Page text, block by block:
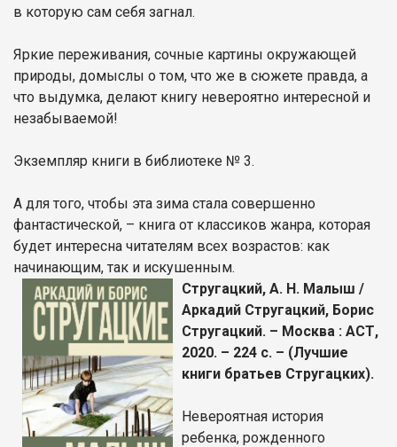
в которую сам себя загнал.
Яркие переживания, сочные картины окружающей
природы, домыслы о том, что же в сюжете правда, а
что выдумка, делают книгу невероятно интересной и
незабываемой!
Экземпляр книги в библиотеке № 3.
А для того, чтобы эта зима стала совершенно
фантастической, – книга от классиков жанра, которая
будет интересна читателям всех возрастов: как
начинающим, так и искушенным.
Стругацкий, А. Н. Малыш /
Аркадий Стругацкий, Борис
Стругацкий. – Москва : АСТ,
2020. – 224 с. – (Лучшие
книги братьев Стругацких).
Невероятная история
ребенка, рожденного